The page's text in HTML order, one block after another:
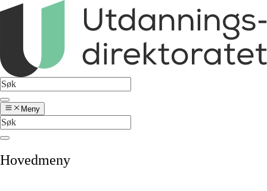
Meny
Hovedmeny